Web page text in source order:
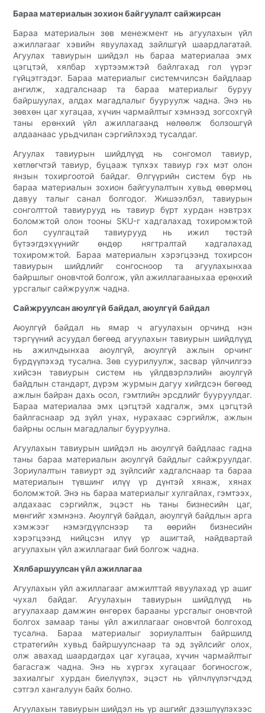
Бараа материалын зохион байгуулалт сайжирсан
Бараа материалын зөв менежмент нь агуулахын үйл
ажиллагааг хэвийн явуулахад зайлшгүй шаардлагатай.
Агуулах тавиурын шийдэл нь бараа материалаа эмх
цэгцтэй, хялбар хүртээмжтэй байлгахад гол үүрэг
гүйцэтгэдэг. Бараа материалыг системчилсэн байдлаар
ангилж, хадгалснаар та бараа материалыг буруу
байршуулах, алдах магадлалыг бууруулж чадна. Энэ нь
зөвхөн цаг хугацаа, хүчин чармайлтыг хэмнээд зогсохгүй
таны ерөнхий үйл ажиллагаанд нөлөөлж болзошгүй
алдаанаас урьдчилан сэргийлэхэд тусалдаг.
Агуулах тавиурын шийдлүүд нь сонгомол тавиур,
хөтлөгчтэй тавиур, буцааж түлхэх тавиур гэх мэт олон
янзын тохиргоотой байдаг. Өлгүүрийн систем бүр нь
бараа материалын зохион байгуулалтын хувьд өвөрмөц
давуу талыг санал болгодог. Жишээлбэл, тавиурын
сонголттой тавиурууд нь тавиур бүрт хурдан нэвтрэх
боломжтой олон тооны SKU-г хадгалахад тохиромжтой
бол суулгацтай тавиурууд нь ижил төстэй
бүтээгдэхүүнийг өндөр нягтралтай хадгалахад
тохиромжтой. Бараа материалын хэрэгцээнд тохирсон
тавиурын шийдлийг сонгосноор та агуулахынхаа
байршлыг оновчтой болгож, үйл ажиллагааныхаа ерөнхий
урсгалыг сайжруулж чадна.
Сайжруулсан аюулгүй байдал, аюулгүй байдал
Аюулгүй байдал нь ямар ч агуулахын орчинд нэн
тэргүүний асуудал бөгөөд агуулахын тавиурын шийдлүүд
нь ажилчдынхаа аюулгүй, аюулгүй ажлын орчинг
бүрдүүлэхэд тусална. Зөв суурилуулж, засвар үйлчилгээ
хийсэн тавиурын систем нь үйлдвэрлэлийн аюулгүй
байдлын стандарт, дүрэм журмын дагуу хийгдсэн бөгөөд
ажлын байран дахь осол, гэмтлийн эрсдлийг бууруулдаг.
Бараа материалаа эмх цэгцтэй хадгалж, эмх цэгцтэй
байлгаснаар эд зүйл унах, нурахаас сэргийлж, ажлын
байрны ослын магадлалыг бууруулна.
Агуулахын тавиурын шийдэл нь аюулгүй байдлаас гадна
таны бараа материалын аюулгүй байдлыг сайжруулдаг.
Зориулалтын тавиурт эд зүйлсийг хадгалснаар та бараа
материалын түвшинг илүү үр дүнтэй хянаж, хянах
боломжтой. Энэ нь бараа материалыг хулгайлах, гэмтээх,
алдахаас сэргийлж, эцэст нь таны бизнесийн цаг,
мөнгийг хэмнэнэ. Аюулгүй байдал, аюулгүй байдлын арга
хэмжээг нэмэгдүүлснээр та өөрийн бизнесийн
хэрэгцээнд нийцсэн илүү үр ашигтай, найдвартай
агуулахын үйл ажиллагааг бий болгож чадна.
Хялбаршуулсан үйл ажиллагаа
Агуулахын үйл ажиллагааг амжилттай явуулахад үр ашиг
чухал байдаг. Агуулахын тавиурын шийдлүүд нь
агуулахаар дамжин өнгөрөх барааны урсгалыг оновчтой
болгох замаар таны үйл ажиллагааг оновчтой болгоход
тусална. Бараа материалыг зориулалтын байршилд
стратегийн хувьд байршуулснаар та эд зүйлсийг олох,
олж авахад шаардагдах цаг хугацаа, хүчин чармайлтыг
багасгаж чадна. Энэ нь хүргэх хугацааг богиносгож,
захиалгыг хурдан биелүүлэх, эцэст нь үйлчлүүлэгчдэд
сэтгэл хангалуун байх болно.
Агуулахын тавиурын шийдэл нь үр ашгийг дээшлүүлэхээс